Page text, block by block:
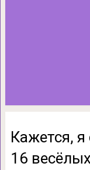
Кажется, я
16